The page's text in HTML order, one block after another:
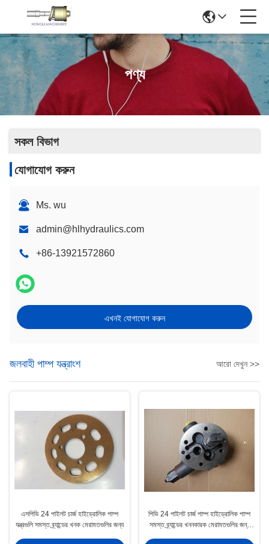
পণ্য
সকল বিভাগ
যোগাযোগ করুন
Ms. wu
admin@hlhydraulics.com
+86-13921572860
এখনই যোগাযোগ করুন
জলবাহী পাম্প যন্ত্রাংশ আরো দেখুন >>
এসপিভি 24 পাইলট চার্জ হাইড্রোলিক পাম্প
যন্ত্রগুলি সমস্ত ব্র্যান্ডের খনক মেরামতগুলির জন্য
পিভি 24 পাইলট চার্জ পাম্প হাইড্রোলিক পাম্প
সমস্ত ব্র্যান্ডের খননকারক মেরামতগুলির জন্য